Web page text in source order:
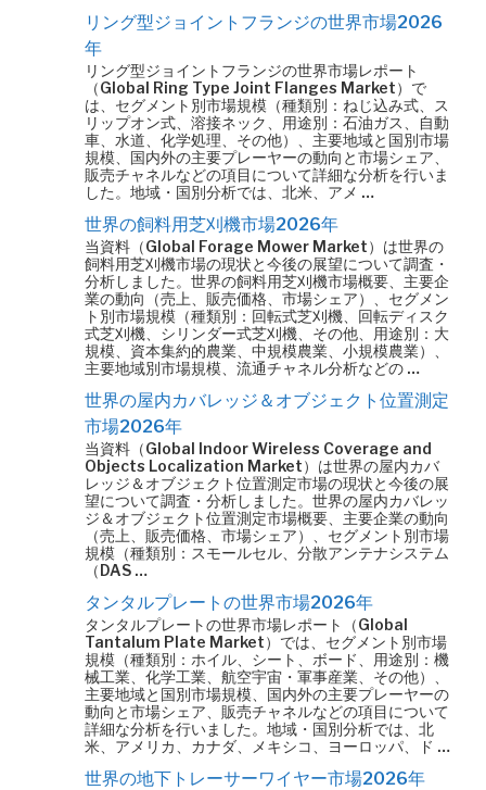
リング型ジョイントフランジの世界市場2026
年
リング型ジョイントフランジの世界市場レポート
（Global Ring Type Joint Flanges Market）で
は、セグメント別市場規模（種類別：ねじ込み式、ス
リップオン式、溶接ネック、用途別：石油ガス、自動
車、水道、化学処理、その他）、主要地域と国別市場
規模、国内外の主要プレーヤーの動向と市場シェア、
販売チャネルなどの項目について詳細な分析を行いま
した。地域・国別分析では、北米、アメ …
世界の飼料用芝刈機市場2026年
当資料（Global Forage Mower Market）は世界の
飼料用芝刈機市場の現状と今後の展望について調査・
分析しました。世界の飼料用芝刈機市場概要、主要企
業の動向（売上、販売価格、市場シェア）、セグメン
ト別市場規模（種類別：回転式芝刈機、回転ディスク
式芝刈機、シリンダー式芝刈機、その他、用途別：大
規模、資本集約的農業、中規模農業、小規模農業）、
主要地域別市場規模、流通チャネル分析などの …
世界の屋内カバレッジ＆オブジェクト位置測定
市場2026年
当資料（Global Indoor Wireless Coverage and
Objects Localization Market）は世界の屋内カバ
レッジ＆オブジェクト位置測定市場の現状と今後の展
望について調査・分析しました。世界の屋内カバレッ
ジ＆オブジェクト位置測定市場概要、主要企業の動向
（売上、販売価格、市場シェア）、セグメント別市場
規模（種類別：スモールセル、分散アンテナシステム
（DAS …
タンタルプレートの世界市場2026年
タンタルプレートの世界市場レポート（Global
Tantalum Plate Market）では、セグメント別市場
規模（種類別：ホイル、シート、ボード、用途別：機
械工業、化学工業、航空宇宙・軍事産業、その他）、
主要地域と国別市場規模、国内外の主要プレーヤーの
動向と市場シェア、販売チャネルなどの項目について
詳細な分析を行いました。地域・国別分析では、北
米、アメリカ、カナダ、メキシコ、ヨーロッパ、ド …
世界の地下トレーサーワイヤー市場2026年